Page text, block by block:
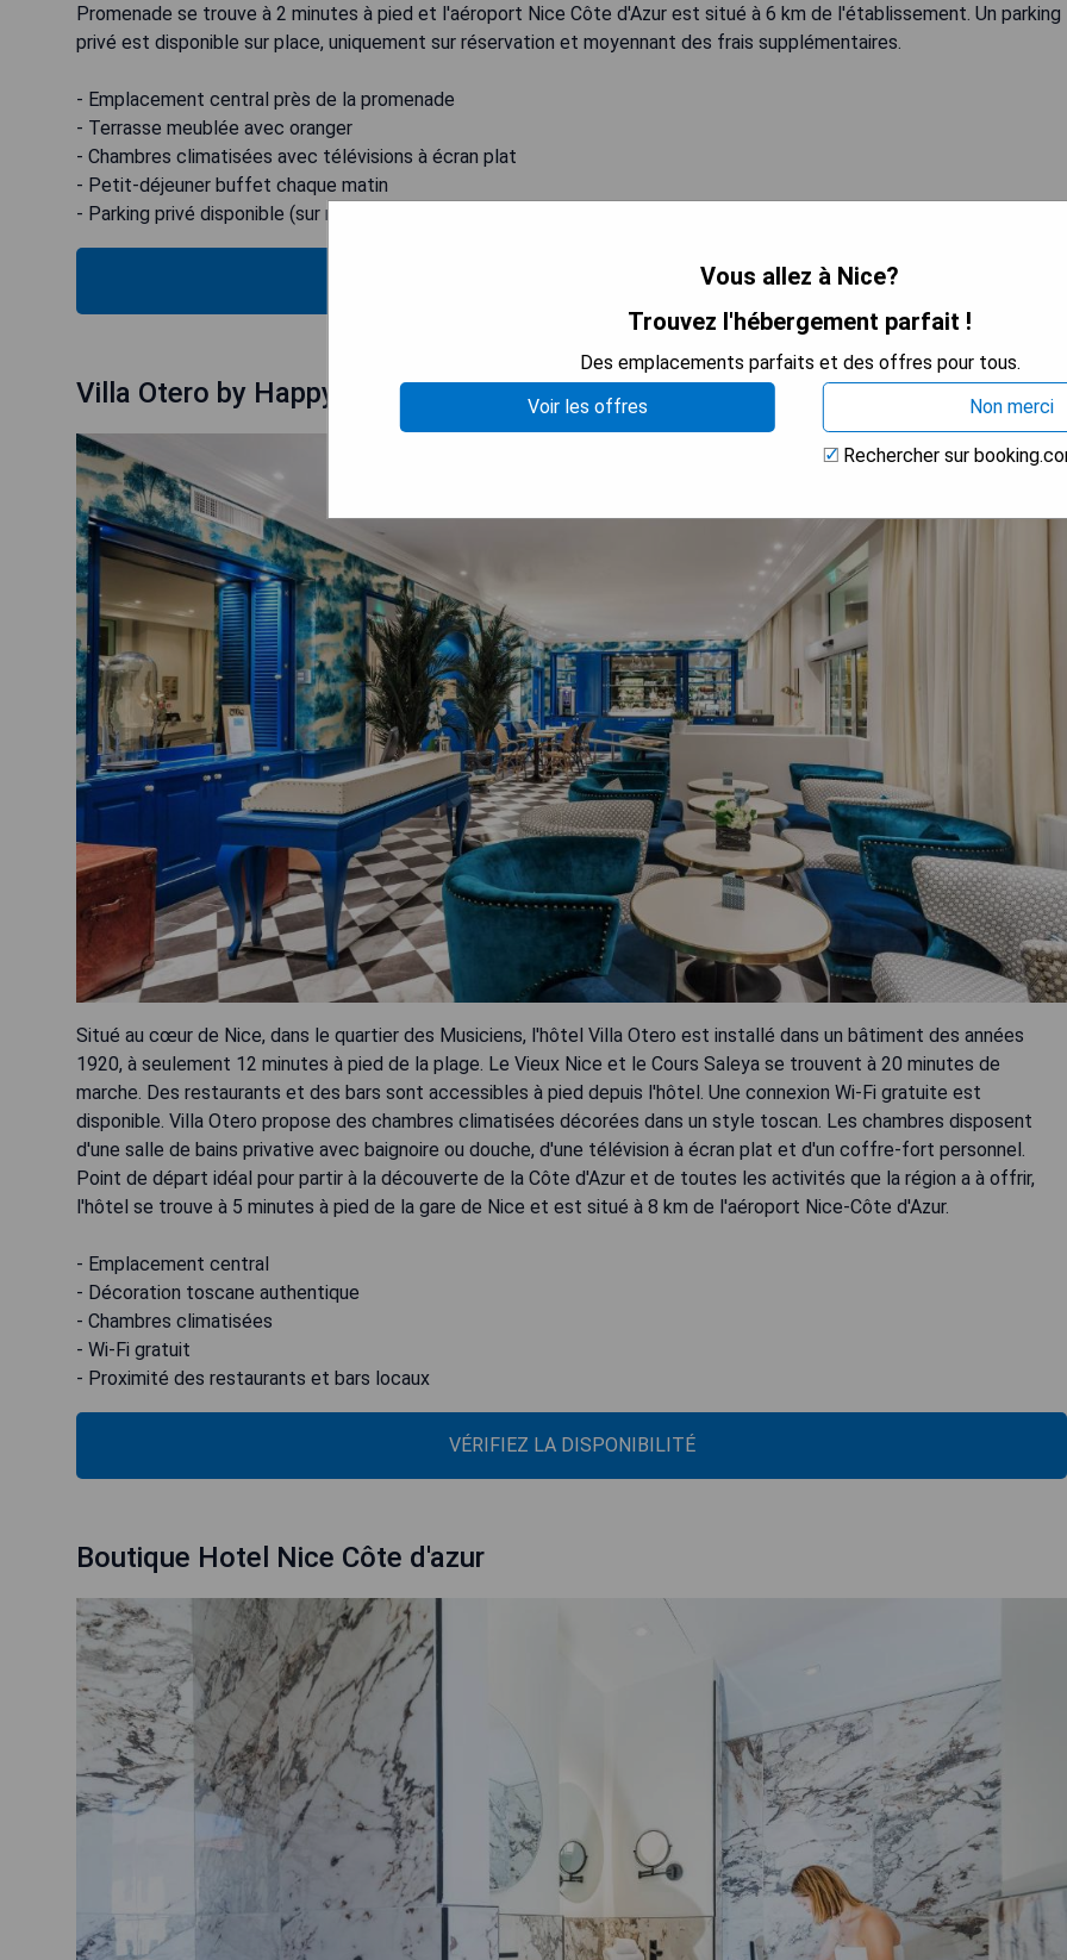
Promenade se trouve à 2 minutes à pied et l'aéroport Nice Côte d'Azur est situé à 6 km de l'établissement. Un parking
privé est disponible sur place, uniquement sur réservation et moyennant des frais supplémentaires.
- Emplacement central près de la promenade
- Terrasse meublée avec oranger
- Chambres climatisées avec télévisions à écran plat
- Petit-déjeuner buffet chaque matin
- Parking privé disponible (sur réservation)
Villa Otero by Happyculture
Situé au cœur de Nice, dans le quartier des Musiciens, l'hôtel Villa Otero est installé dans un bâtiment des années
1920, à seulement 12 minutes à pied de la plage. Le Vieux Nice et le Cours Saleya se trouvent à 20 minutes de
marche. Des restaurants et des bars sont accessibles à pied depuis l'hôtel. Une connexion Wi-Fi gratuite est
disponible. Villa Otero propose des chambres climatisées décorées dans un style toscan. Les chambres disposent
d'une salle de bains privative avec baignoire ou douche, d'une télévision à écran plat et d'un coffre-fort personnel.
Point de départ idéal pour partir à la découverte de la Côte d'Azur et de toutes les activités que la région a à offrir,
l'hôtel se trouve à 5 minutes à pied de la gare de Nice et est situé à 8 km de l'aéroport Nice-Côte d'Azur.
- Emplacement central
- Décoration toscane authentique
- Chambres climatisées
- Wi-Fi gratuit
- Proximité des restaurants et bars locaux
VÉRIFIEZ LA DISPONIBILITÉ
Boutique Hotel Nice Côte d'azur
Vous allez à Nice?
Trouvez l'hébergement parfait !
Des emplacements parfaits et des offres pour tous.
Voir les offres
Non merci
Rechercher sur